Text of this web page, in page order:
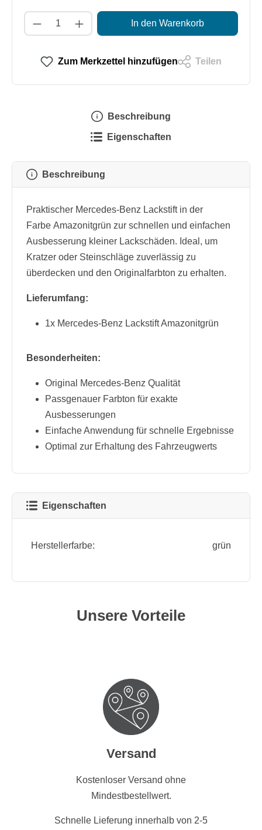
Produkt Anzahl: Gib den gewünschten
In den Warenkorb
Zum Merkzettel hinzufügen Teilen
Beschreibung
Eigenschaften
Beschreibung
Praktischer Mercedes-Benz Lackstift in der
Farbe Amazonitgrün zur schnellen und einfachen
Ausbesserung kleiner Lackschäden. Ideal, um
Kratzer oder Steinschläge zuverlässig zu
überdecken und den Originalfarbton zu erhalten.
Lieferumfang:
1x Mercedes-Benz Lackstift Amazonitgrün
Besonderheiten:
Original Mercedes-Benz Qualität
Passgenauer Farbton für exakte
Ausbesserungen
Einfache Anwendung für schnelle Ergebnisse
Optimal zur Erhaltung des Fahrzeugwerts
Eigenschaften
Herstellerfarbe: grün
Unsere Vorteile
Versand
Kostenloser Versand ohne
Mindestbestellwert.
Schnelle Lieferung innerhalb von 2-5